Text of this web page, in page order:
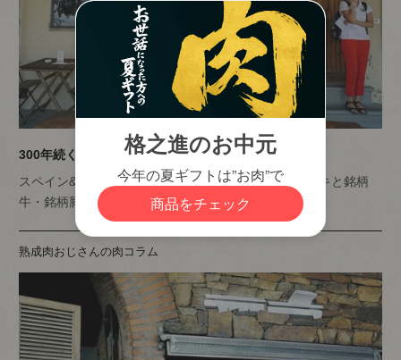
300年続くイタリアの肉屋ファロルニ
スペイン&イタリア肉旅2017夏 世界最高峰のステーキと銘柄
牛・銘柄豚を訪ねて～6
熟成肉おじさんの肉コラム